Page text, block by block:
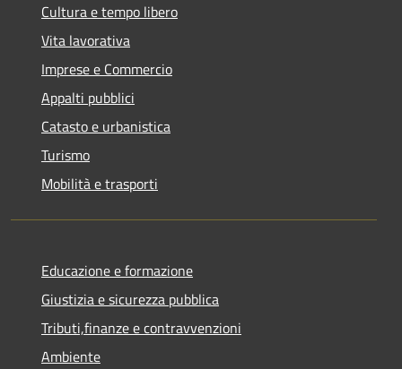
Cultura e tempo libero
Vita lavorativa
Imprese e Commercio
Appalti pubblici
Catasto e urbanistica
Turismo
Mobilità e trasporti
Educazione e formazione
Giustizia e sicurezza pubblica
Tributi,finanze e contravvenzioni
Ambiente